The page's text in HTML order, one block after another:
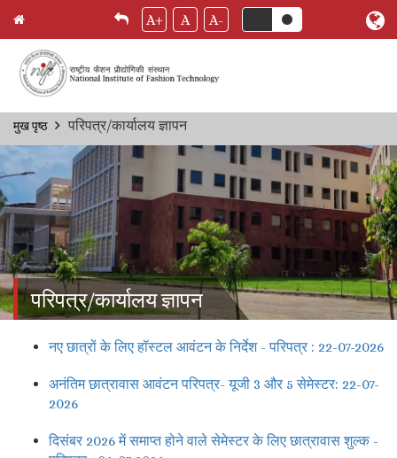
Skip
main
content
A+ A A-
Breadcrumb
मुख पृष्ठ परिपत्र/कार्यालय ज्ञापन
परिपत्र/कार्यालय ज्ञापन
नए छात्रों के लिए हॉस्टल आवंटन के निर्देश - परिपत्र : 22-07-2026
अनंतिम छात्रावास आवंटन परिपत्र- यूजी 3 और 5 सेमेस्टर: 22-07-
2026
दिसंबर 2026 में समाप्त होने वाले सेमेस्टर के लिए छात्रावास शुल्क -